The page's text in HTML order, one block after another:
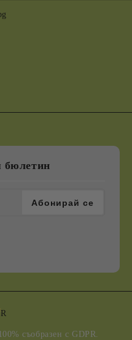
бюлетин
съобразен с GDPR.